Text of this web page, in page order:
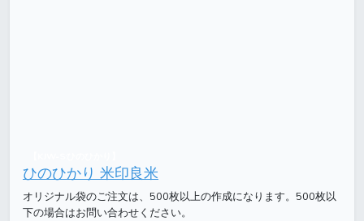
ひのひかり 米印良米
オリジナル袋のご注文は、500枚以上の作成になります。500枚以
下の場合はお問い合わせください。